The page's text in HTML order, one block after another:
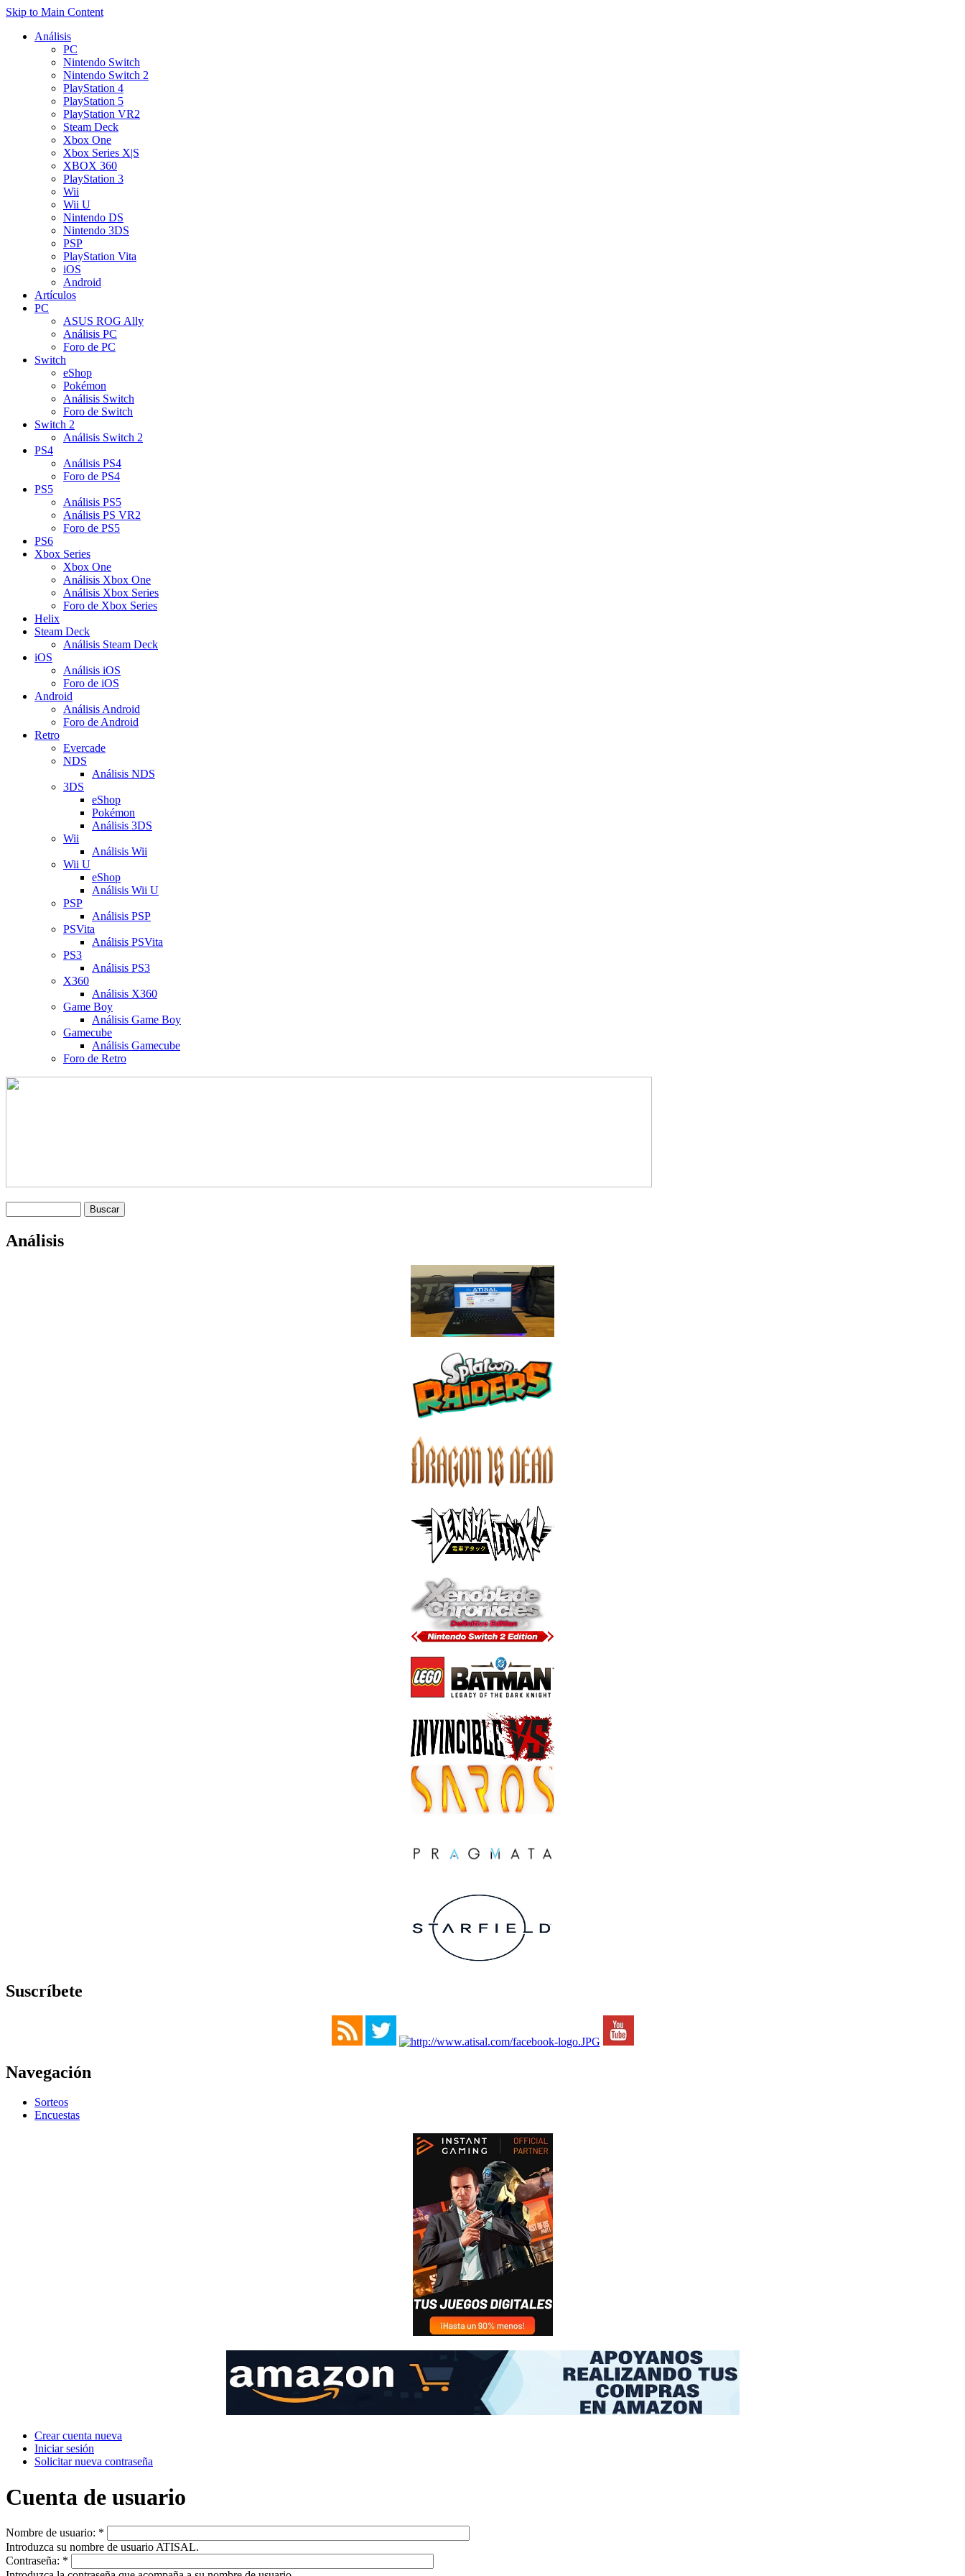
Skip to Main Content
Análisis
PC
Nintendo Switch
Nintendo Switch 2
PlayStation 4
PlayStation 5
PlayStation VR2
Steam Deck
Xbox One
Xbox Series X|S
XBOX 360
PlayStation 3
Wii
Wii U
Nintendo DS
Nintendo 3DS
PSP
PlayStation Vita
iOS
Android
Artículos
PC
ASUS ROG Ally
Análisis PC
Foro de PC
Switch
eShop
Pokémon
Análisis Switch
Foro de Switch
Switch 2
Análisis Switch 2
PS4
Análisis PS4
Foro de PS4
PS5
Análisis PS5
Análisis PS VR2
Foro de PS5
PS6
Xbox Series
Xbox One
Análisis Xbox One
Análisis Xbox Series
Foro de Xbox Series
Helix
Steam Deck
Análisis Steam Deck
iOS
Análisis iOS
Foro de iOS
Android
Análisis Android
Foro de Android
Retro
Evercade
NDS
Análisis NDS
3DS
eShop
Pokémon
Análisis 3DS
Wii
Análisis Wii
Wii U
eShop
Análisis Wii U
PSP
Análisis PSP
PSVita
Análisis PSVita
PS3
Análisis PS3
X360
Análisis X360
Game Boy
Análisis Game Boy
Gamecube
Análisis Gamecube
Foro de Retro
Análisis
Suscríbete
Navegación
Sorteos
Encuestas
Crear cuenta nueva
Iniciar sesión
Solicitar nueva contraseña
Cuenta de usuario
Nombre de usuario: *
Introduzca su nombre de usuario ATISAL.
Contraseña: *